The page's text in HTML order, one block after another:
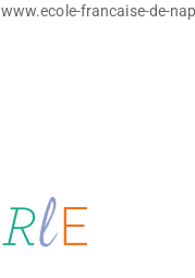
www.ecole-francaise-de-